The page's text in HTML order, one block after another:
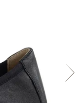
Přes Google